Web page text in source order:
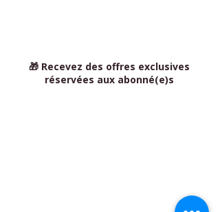
🎁 Recevez des offres exclusives
réservées aux abonné(e)s